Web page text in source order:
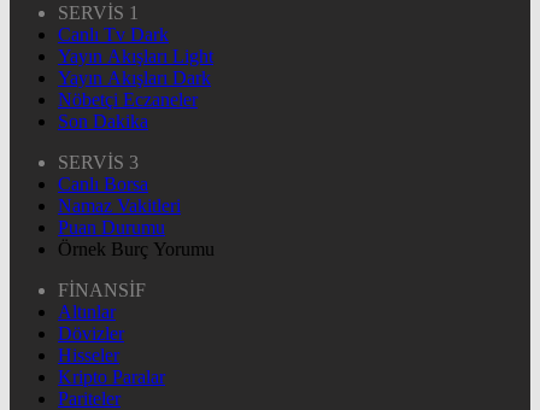
SERVİS 1
Canlı Tv Dark
Yayın Akışları Light
Yayın Akışları Dark
Nöbetçi Eczaneler
Son Dakika
SERVİS 3
Canlı Borsa
Namaz Vakitleri
Puan Durumu
Örnek Burç Yorumu
FİNANSİF
Altınlar
Dövizler
Hisseler
Kripto Paralar
Pariteler